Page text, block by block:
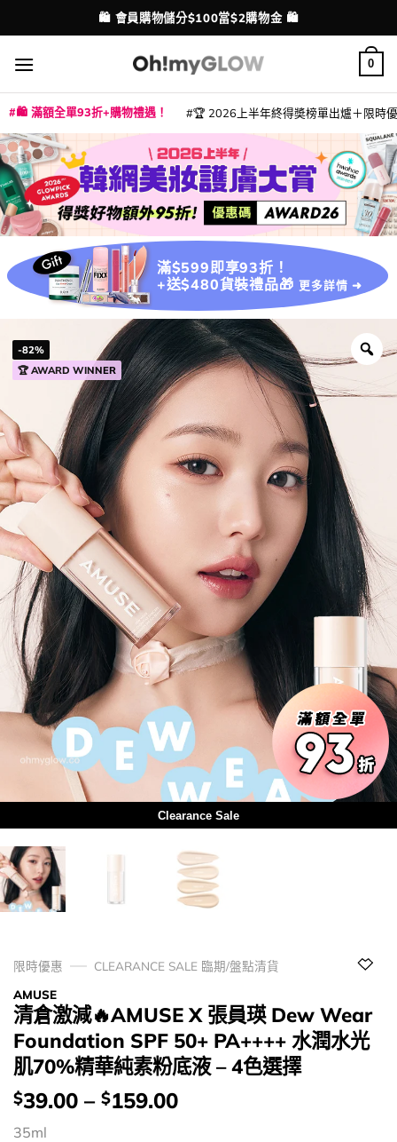
to
content
配送港澳
💳 支援消費券、FPS、八達通、PAYME、信用卡付款
0
🛍️ 滿額全單93折+購物禮遇！ 🏆 2026上半年終得奬榜單出爐＋限時
滿$599即享93折！
+送$480貨裝禮品🎁 更多詳情 ➜
-82%
🏆 AWARD WINNER
Clearance Sale
限時優惠
CLEARANCE SALE 臨期/盤點清貨
AMUSE
清倉激減🔥AMUSE X 張員瑛 Dew Wear
Foundation SPF 50+ PA++++ 水潤水光
肌70%精華純素粉底液 – 4色選擇
價
錢：
$39.00 – $159.00
35ml